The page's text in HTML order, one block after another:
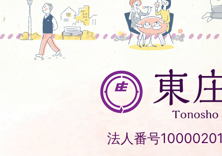
東
庄
町
Tonosho
Town
法人番号